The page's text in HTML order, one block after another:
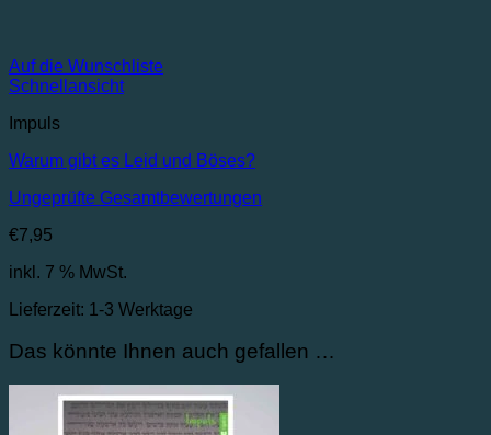
Auf die Wunschliste
Schnellansicht
Impuls
Warum gibt es Leid und Böses?
Ungeprüfte Gesamtbewertungen
€7,95
inkl. 7 % MwSt.
Lieferzeit: 1-3 Werktage
Das könnte Ihnen auch gefallen …